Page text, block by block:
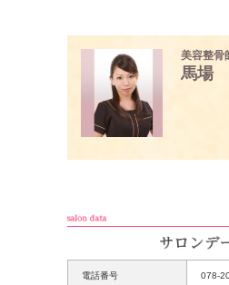
美容整骨
馬場
電話番号 078-